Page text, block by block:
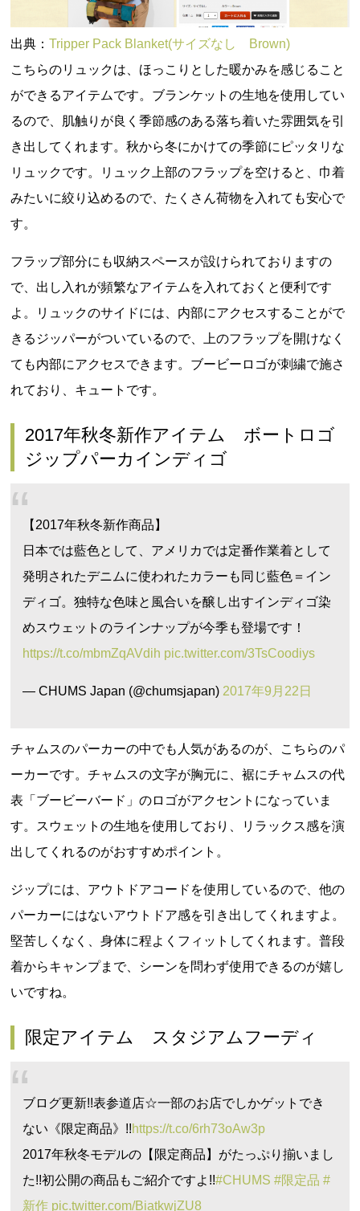
出典：Tripper Pack Blanket(サイズなし Brown)
こちらのリュックは、ほっこりとした暖かみを感じること
ができるアイテムです。ブランケットの生地を使用してい
るので、肌触りが良く季節感のある落ち着いた雰囲気を引
き出してくれます。秋から冬にかけての季節にピッタリな
リュックです。リュック上部のフラップを空けると、巾着
みたいに絞り込めるので、たくさん荷物を入れても安心で
す。
フラップ部分にも収納スペースが設けられておりますの
で、出し入れが頻繁なアイテムを入れておくと便利です
よ。リュックのサイドには、内部にアクセスすることがで
きるジッパーがついているので、上のフラップを開けなく
ても内部にアクセスできます。ブービーロゴが刺繍で施さ
れており、キュートです。
2017年秋冬新作アイテム ボートロゴ
ジップパーカインディゴ
【2017年秋冬新作商品】
日本では藍色として、アメリカでは定番作業着として
発明されたデニムに使われたカラーも同じ藍色＝イン
ディゴ。独特な色味と風合いを醸し出すインディゴ染
めスウェットのラインナップが今季も登場です！
https://t.co/mbmZqAVdih pic.twitter.com/3TsCoodiys
— CHUMS Japan (@chumsjapan) 2017年9月22日
チャムスのパーカーの中でも人気があるのが、こちらのパ
ーカーです。チャムスの文字が胸元に、裾にチャムスの代
表「ブービーバード」のロゴがアクセントになっていま
す。スウェットの生地を使用しており、リラックス感を演
出してくれるのがおすすめポイント。
ジップには、アウトドアコードを使用しているので、他の
パーカーにはないアウトドア感を引き出してくれますよ。
堅苦しくなく、身体に程よくフィットしてくれます。普段
着からキャンプまで、シーンを問わず使用できるのが嬉し
いですね。
限定アイテム スタジアムフーディ
ブログ更新!!表参道店☆一部のお店でしかゲットでき
ない《限定商品》!!https://t.co/6rh73oAw3p
2017年秋冬モデルの【限定商品】がたっぷり揃いまし
た!!初公開の商品もご紹介ですよ!!#CHUMS #限定品 #
新作 pic.twitter.com/BiatkwjZU8